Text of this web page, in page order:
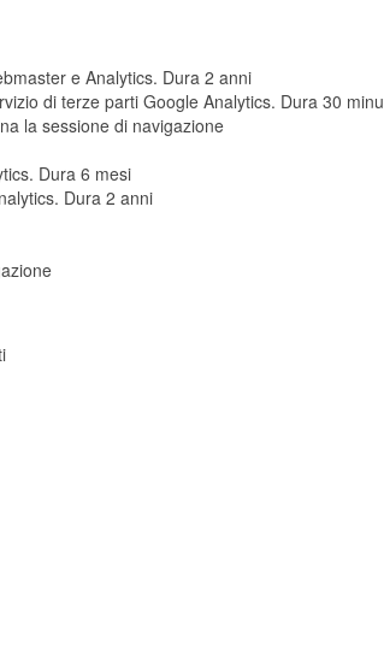
e Analytics. Dura 2 anni
di terze parti Google Analytics. Dura 30
la sessione di navigazione
Dura 6 mesi
Dura 2 anni